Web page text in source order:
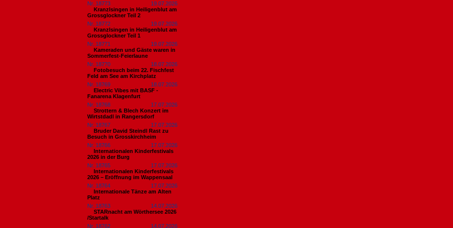
Nr. 18773
19.07.2026
Kranzlsingen in Heiligenblut am
Grossglockner Teil 2
Nr. 18772
19.07.2026
Kranzlsingen in Heiligenblut am
Grossglockner Teil 1
Nr. 18771
19.07.2026
Kameraden und Gäste waren in
Sommerfest-Feierlaune
Nr. 18770
18.07.2026
Fotobesuch beim 22. Fischfest
Feld am See am Kirchplatz
Nr. 18769
18.07.2026
Electric Vibes mit BASF -
Fanarena Klagenfurt
Nr. 18768
17.07.2026
Strottern & Blech Konzert im
Wirtstdadl in Rangersdorf
Nr. 18767
17.07.2026
Bruder David Steindl Rast zu
Besuch in Grosskirchheim
Nr. 18766
17.07.2026
Internationalen Kinderfestivals
2026 in der Burg
Nr. 18765
17.07.2026
Internationalen Kinderfestivals
2026 – Eröffnung im Wappensaal
Nr. 18764
17.07.2026
Internationale Tänze am Alten
Platz
Nr. 18763
14.07.2026
STARnacht am Wörthersee 2026
/Startalk
Nr. 18762
14.07.2026